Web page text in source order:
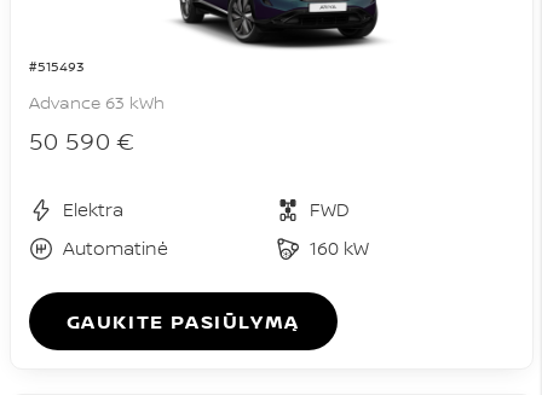
#515493
Advance 63 kWh
50 590 €
Elektra
FWD
Automatinė
160 kW
GAUKITE PASIŪLYMĄ